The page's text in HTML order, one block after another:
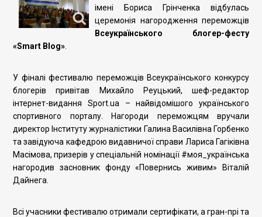
імені Бориса Грінченка відбулась
церемонія нагородження переможців
Всеукраїнського блогер-фесту
«Smart Blog»
У фіналі фестивалю переможців Всеукраїнського конкурсу
блогерів привітав Михайло Реуцький, шеф-редактор
інтернет-видання Sport.ua – найвідомішого українського
спортивного порталу. Нагороди переможцям вручали
директор Інституту журналістики Галина Василівна Горбенко
та завідуюча кафедрою видавничої справи Лариса Гагіківна
Масімова, призерів у спеціальній номінації #моя_українська
нагородив засновник фонду «Повернись живим» Віталій
Дайнега.
Всі учасники фестивалю отримали сертифікати, а гран-прі та